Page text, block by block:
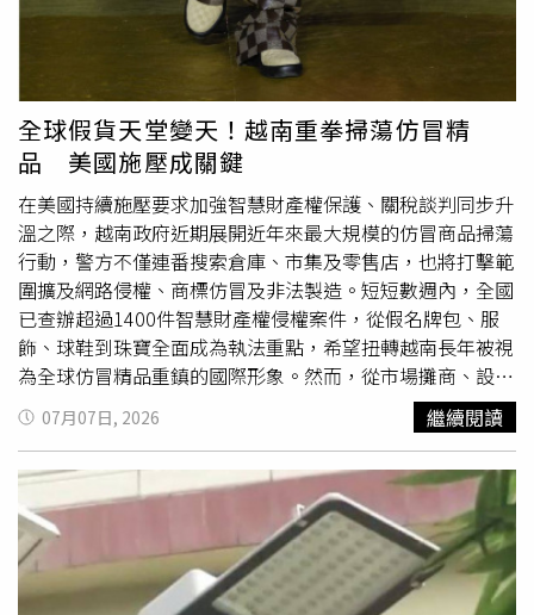
方拘押。」他補充，待調查完成後，當局將公布該組織成員
的身分、各自扮演的角色，以及所有相關聯繫。據悉，當局
針對大馬士革及周邊
地區共4個社區同步展開的突襲行
動，成功逮捕了這些嫌犯。7日的爆炸事件發生後，法國總
統馬克宏（Emmanuel Macron）與敘利亞總統沙拉
（Ahmed al-Sharaa）也共同發表談話。馬克宏指出：「我
們必須立即與所有傷者站在一起，持續在安全問題上採取毫
不妥協的立場……但也不能讓自己因此陷入動盪。」
全球假貨天堂變天！越南重拳掃蕩仿冒精
品 美國施壓成關鍵
在美國持續施壓要求加強智慧財產權保護、關稅談判同步升
溫之際，越南政府近期展開近年來最大規模的仿冒商品掃蕩
行動，警方不僅連番搜索倉庫、市集及零售店，也將打擊範
圍擴及網路侵權、商標仿冒及非法製造。短短數週內，全國
已查辦超過1400件智慧財產權侵權案件，從假名牌包、服
飾、球鞋到珠寶全面成為執法重點，希望扭轉越南長年被視
為全球仿冒精品重鎮的國際形象。然而，從市場攤商、設計
師、消費者到學者都坦言，這場整頓雖然聲勢浩大，但要徹
底根除假貨產業，恐怕沒有想像中容易。根據BBC報導，今
年稍早，警方突襲胡志明市郊兩座不起眼的倉庫，查獲超過
2萬3000雙印有Nike、Adidas、Crocs、Gucci等知名品牌標
誌的仿冒拖鞋，市值約20億越南盾（約新台幣220萬元）。
然而，距離查緝地點僅約30公里的胡志明市觀光商圈內，相
同款式的商品仍在市場公開販售，原本海外售價高達900美
元（約新台幣2.6萬元）的精品拖鞋，仿製品只需30美元
07月07日, 2026 繼續閱讀